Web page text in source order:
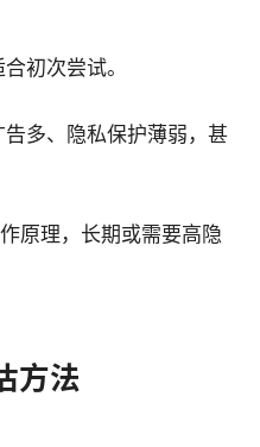
初次尝试。
多、隐私保护薄弱，甚
原理，长期或需要高隐
方法